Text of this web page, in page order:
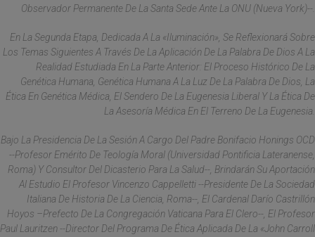
Observador Permanente De La Santa Sede Ante La ONU (Nueva York)--.
En La Segunda Etapa, Dedicada A La «Iluminación», Se Reflexionará Sobre
Los Temas Siguientes A Través De La Aplicación De La Palabra De Dios A La
Realidad Estudiada En La Parte Anterior: El Proceso Histórico De La
Genética Humana, Genética Humana A La Luz De La Palabra De Dios, La
Ética En Genética Médica, El Sendero De La Eugenesia Liberal Y La Ética De
La Asesoría Médica En El Terreno De La Eugenesia.
Bajo La Presidencia De La Sesión A Cargo Del Padre Bonifacio Honings OCD
--Profesor Emérito De Teología Moral (Universidad Pontificia Lateranense,
Roma) Y Consultor Del Dicasterio Para La Salud--, Brindarán Su Aportación
Al Estudio El Profesor Vincenzo Cappelletti --Presidente De La Sociedad
Italiana De Historia De La Ciencia, Roma--, El Cardenal Darío Castrillón
Hoyos –prefecto De La Congregación Vaticana Para El Clero--, El Profesor
Paul Lauritzen --Director Del Programa De Ética Aplicada De La «John Carroll